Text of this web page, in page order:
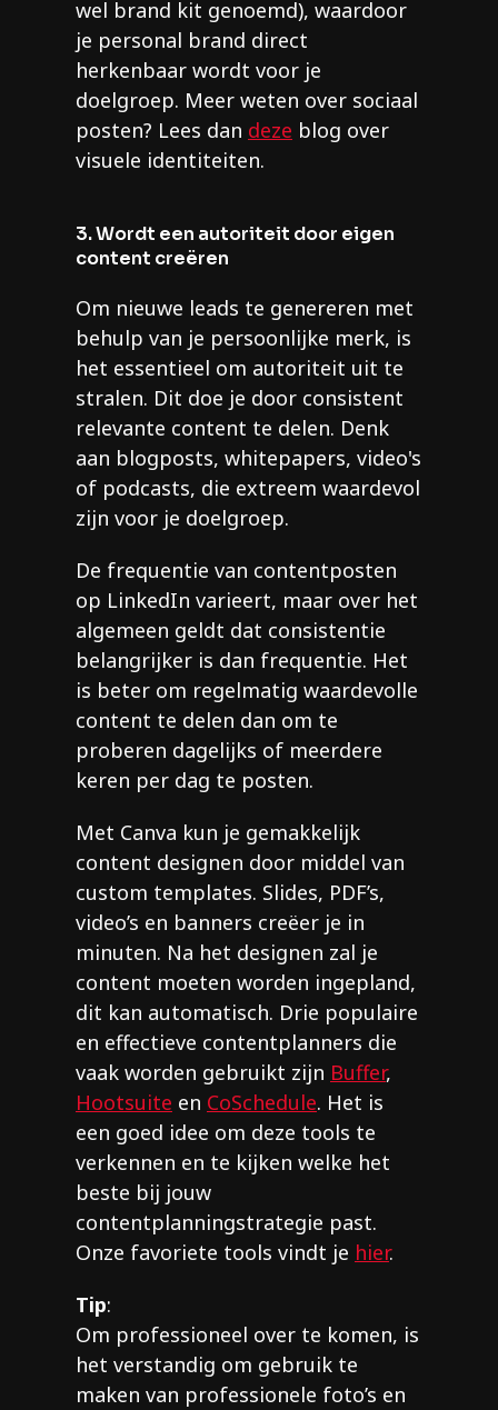
wel brand kit genoemd), waardoor
je personal brand direct
herkenbaar wordt voor je
doelgroep. Meer weten over sociaal
posten? Lees dan deze blog over
visuele identiteiten.
3. Wordt een autoriteit door eigen
content creëren
Om nieuwe leads te genereren met
behulp van je persoonlijke merk, is
het essentieel om autoriteit uit te
stralen. Dit doe je door consistent
relevante content te delen. Denk
aan blogposts, whitepapers, video's
of podcasts, die extreem waardevol
zijn voor je doelgroep.
De frequentie van contentposten
op LinkedIn varieert, maar over het
algemeen geldt dat consistentie
belangrijker is dan frequentie. Het
is beter om regelmatig waardevolle
content te delen dan om te
proberen dagelijks of meerdere
keren per dag te posten.
Met Canva kun je gemakkelijk
content designen door middel van
custom templates. Slides, PDF’s,
video’s en banners creëer je in
minuten. Na het designen zal je
content moeten worden ingepland,
dit kan automatisch. Drie populaire
en effectieve contentplanners die
vaak worden gebruikt zijn Buffer,
Hootsuite en CoSchedule. Het is
een goed idee om deze tools te
verkennen en te kijken welke het
beste bij jouw
contentplanningstrategie past.
Onze favoriete tools vindt je hier.
Tip:
Om professioneel over te komen, is
het verstandig om gebruik te
maken van professionele foto’s en